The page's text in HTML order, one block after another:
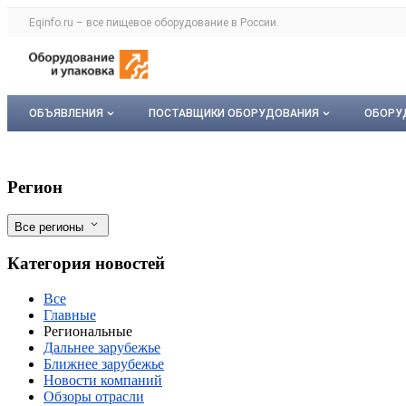
Раздел навигации по сайту eqinfo.ru
Eqinfo.ru – все пищевое оборудование в России.
Авторизация и меню пользователя
Навигация по разделам сайта eqinfo.ru
ОБЪЯВЛЕНИЯ
Мои объявления
ПОСТАВЩИКИ ОБОРУДОВАНИЯ
Платное размещение
Подмосковные фермеры получили
Фильтры
Регион
Все регионы
Категория новостей
Все
Главные
Региональные
Дальнее зарубежье
Ближнее зарубежье
Новости компаний
Обзоры отрасли